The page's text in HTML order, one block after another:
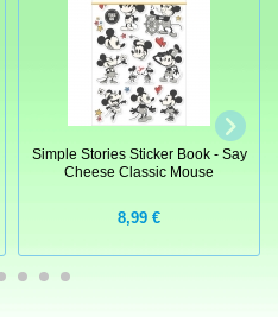
Simple Stories Sticker Book - Say
Cheese Classic Mouse
8,99 €